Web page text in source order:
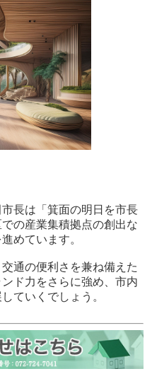
長は「箕面の明日を市長
の産業集積拠点の創出な
めています。
通の便利さを兼ね備えた
ド力をさらに強め、市内
ていくでしょう。